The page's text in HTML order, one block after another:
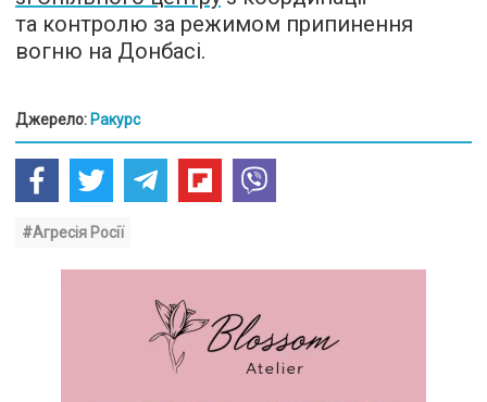
та контролю за режимом припинення
вогню на Донбасі.
Джерело: Ракурс
#Агресія Росії